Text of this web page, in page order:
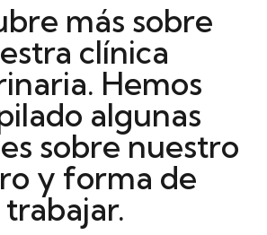
más sobre
clínica
Hemos
algunas
sobre nuestro
y forma de
trabajar.